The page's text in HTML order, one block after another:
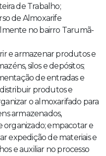
de Trabalho;
de Almoxarife
no bairro Tarumã-
e armazenar produtos e
silos e depósitos;
de entradas e
produtos e
o almoxarifado para
armazenados,
organizado; empacotar e
expedição de materiais e
e auxiliar no processo